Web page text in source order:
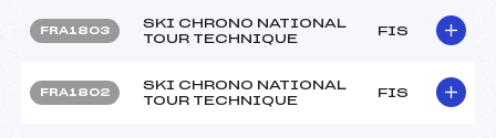
FRA1803
SKI CHRONO NATIONAL
TOUR TECHNIQUE
FIS
FRA1802
SKI CHRONO NATIONAL
TOUR TECHNIQUE
FIS